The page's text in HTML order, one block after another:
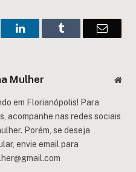
LinkedInTumblr Email
Mulher
em Florianópolis! Para
acompanhe nas redes sociais
Porém, se deseja
envie email para